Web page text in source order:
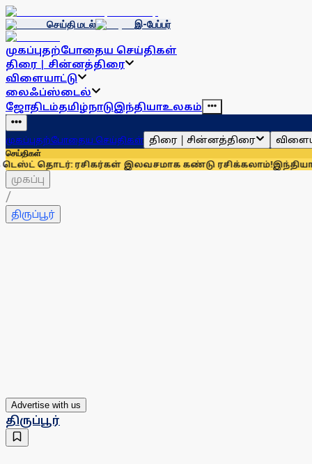
செய்தி மடல் இ-பேப்பர்
முகப்புதற்போதைய செய்திகள்
திரை | சின்னத்திரை
விளையாட்டு
லைஃப்ஸ்டைல்
ஜோதிடம்தமிழ்நாடுஇந்தியாஉலகம்
முகப்புதற்போதைய செய்திகள் திரை | சின்னத்திரை
செய்திகள்
ரசிகர்கள் இலவசமாக கண்டு ரசிக்கலாம்!இந்தியாவுக்கு
முகப்பு
/
திருப்பூர்
Advertise with us
திருப்பூர்